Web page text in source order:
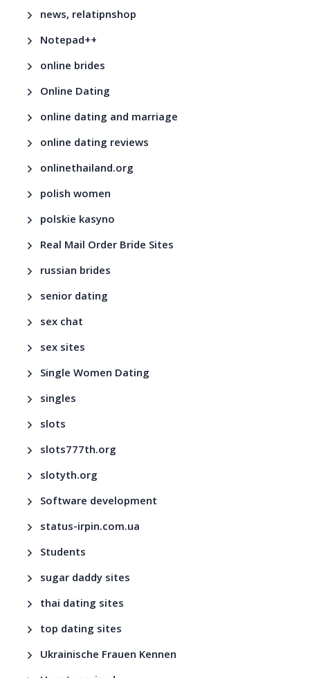
news, relatipnshop
Notepad++
online brides
Online Dating
online dating and marriage
online dating reviews
onlinethailand.org
polish women
polskie kasyno
Real Mail Order Bride Sites
russian brides
senior dating
sex chat
sex sites
Single Women Dating
singles
slots
slots777th.org
slotyth.org
Software development
status-irpin.com.ua
Students
sugar daddy sites
thai dating sites
top dating sites
Ukrainische Frauen Kennen